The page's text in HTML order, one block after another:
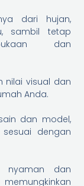
dari hujan,
sambil tetap
dan
nilai visual dan
Anda.
dan model,
sesuai dengan
nyaman dan